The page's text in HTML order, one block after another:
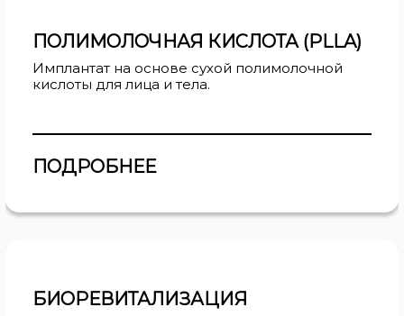
ПОЛИМОЛОЧНАЯ КИСЛОТА (PLLA)
Имплантат на основе сухой полимолочной
кислоты для лица и тела.
ПОДРОБНЕЕ
БИОРЕВИТАЛИЗАЦИЯ